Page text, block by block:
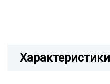
Характеристики